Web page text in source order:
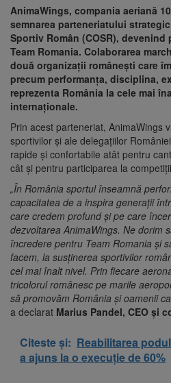
AnimaWings, compania aeriană
semnarea parteneriatului
Sportiv Român (COSR),
Team Romania. Colaborarea
două organizații românești care
precum performanța, disciplina,
reprezenta România la cele mai
internaționale.
Prin acest parteneriat, AnimaWings
sportivilor și ale delegațiilor
rapide și confortabile atât pentru
cât și pentru participarea la
„În România sportul înseamnă
capacitatea de a inspira generații
care credem profund și pe care
dezvoltarea AnimaWings. Ne dorim
încredere pentru Team Romania și
facem, la susținerea sportivilor
cel mai înalt nivel. Prin fiecare
tricolorul românesc pe marile
să promovăm România și oamenii
a declarat Marius Pandel, CEO și
Citeste și: Reabilitarea
a ajuns la o execuție de 60%